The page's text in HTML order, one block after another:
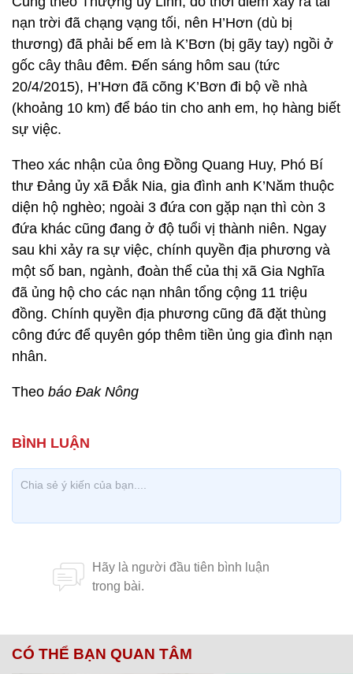
nạn trời đã chạng vạng tối, nên H’Hơn (dù bị
thương) đã phải bế em là K’Bơn (bị gãy tay) ngồi ở
gốc cây thâu đêm. Đến sáng hôm sau (tức
20/4/2015), H’Hơn đã cõng K’Bơn đi bộ về nhà
(khoảng 10 km) để báo tin cho anh em, họ hàng biết
sự việc.
Theo xác nhận của ông Đồng Quang Huy, Phó Bí
thư Đảng ủy xã Đắk Nia, gia đình anh K’Năm thuộc
diện hộ nghèo; ngoài 3 đứa con gặp nạn thì còn 3
đứa khác cũng đang ở độ tuổi vị thành niên. Ngay
sau khi xảy ra sự việc, chính quyền địa phương và
một số ban, ngành, đoàn thể của thị xã Gia Nghĩa
đã ủng hộ cho các nạn nhân tổng cộng 11 triệu
đồng. Chính quyền địa phương cũng đã đặt thùng
công đức để quyên góp thêm tiền ủng gia đình nạn
nhân.
Theo báo Đak Nông
CÓ THỂ BẠN QUAN TÂM